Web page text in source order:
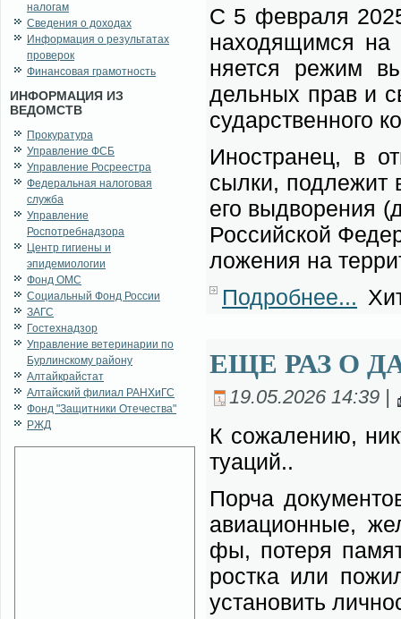
налогам
Сведения о доходах
Информация о результатах
проверок
Финансовая грамотность
ИНФОРМАЦИЯ ИЗ
ВЕДОМСТВ
Прокуратура
Управление ФСБ
Управление Росреестра
Федеральная налоговая
служба
Управление
Роспотребнадзора
Центр гигиены и
эпидемиологии
Фонд ОМС
Социальный Фонд России
ЗАГС
Гостехнадзор
Управление ветеринарии по
Бурлинскому району
Алтайкрайстат
Алтайский филиал РАНХиГС
Фонд "Защитники Отечества"
РЖД
С 5 фев­ра­ля
на­хо­дя­щим­ся на
ня­ет­ся ре­жим
дель­ных прав и
су­дар­ствен­но­го
Ино­стра­нец, в
сыл­ки, под­ле­жит
его вы­дво­ре­ния
Рос­сий­ской
ло­же­ния на
Подробнее...
ЕЩЕ РАЗ О
19.05.2026 14:39 |
К со­жа­ле­нию,
ту­а­ций..
Пор­ча
авиа­ци­он­ные,
фы, по­те­ря
рост­ка или
уста­но­вить